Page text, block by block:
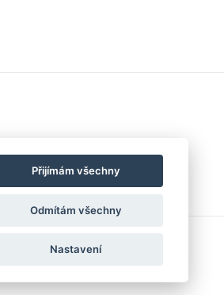
Přijímám všechny
Odmítám všechny
Nastavení